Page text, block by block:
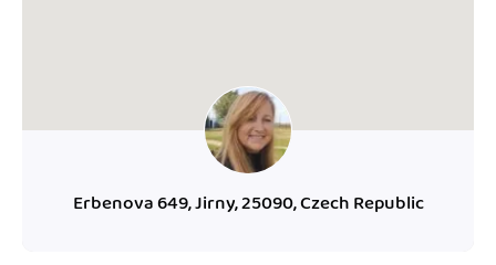
Erbenova 649, Jirny, 25090, Czech Republic